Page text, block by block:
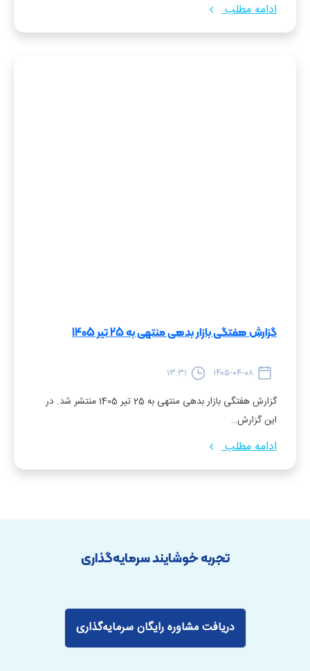
ادامه مطلب
گزارش هفتگی بازار بدهی منتهی به 25 تیر 1405
گزارش هفتگی بازار بدهی منتهی به 25 تیر 1405 منتشر شد. در
این گزارش…
ادامه مطلب
تجربه خوشایند سرمایه‌گذاری
دریافت مشاوره رایگان سرمایه‌گذاری